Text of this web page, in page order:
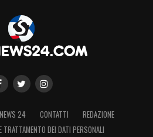
24 CONTATTI
REDAZIONE
TRATTAMENTO DEI DATI PERSONALI